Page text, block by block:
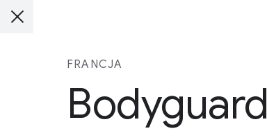
FRANCJA
Bodyguard